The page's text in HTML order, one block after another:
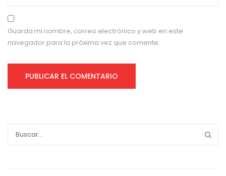
Guarda mi nombre, correo electrónico y web en este
navegador para la próxima vez que comente.